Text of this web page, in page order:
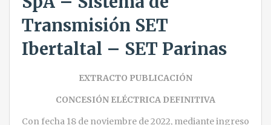
Transmisión SET
Ibertaltal – SET Parinas
EXTRACTO PUBLICACIÓN
CONCESIÓN ELÉCTRICA DEFINITIVA
Con fecha 18 de noviembre de 2022, mediante ingreso